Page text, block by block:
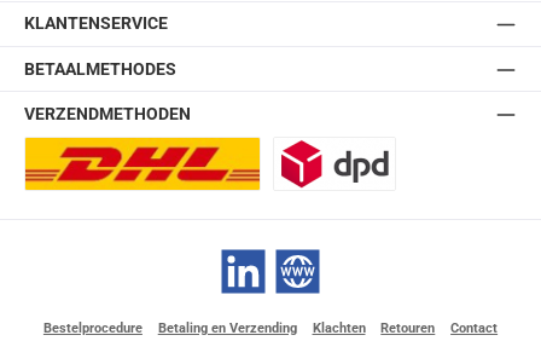
KLANTENSERVICE
BETAALMETHODES
VERZENDMETHODEN
LinkedIn Website
Bestelprocedure Betaling en Verzending Klachten Retouren Contact